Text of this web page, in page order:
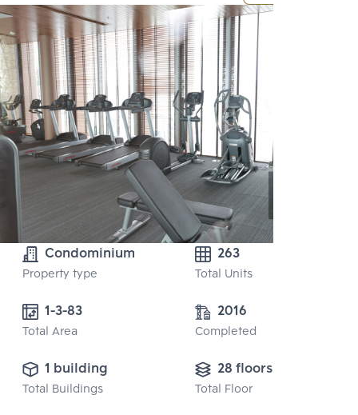
Condominium
Property type
263
Total Units
Total Area
2016
Completed
1 building
Total Buildings
28 floors
Total Floor